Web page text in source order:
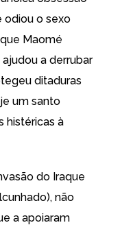
odiou o sexo
Maomé
a derrubar
ditaduras
um santo
histéricas à
do Iraque
não
a apoiaram